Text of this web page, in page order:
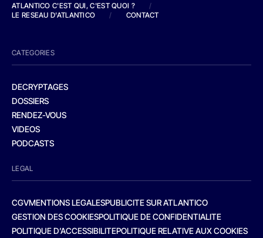
ATLANTICO C'EST QUI, C'EST QUOI ?
/
LE RESEAU D'ATLANTICO
/ CONTACT
CATEGORIES
DECRYPTAGES
DOSSIERS
RENDEZ-VOUS
VIDEOS
PODCASTS
LEGAL
CGVMENTIONS LEGALESPUBLICITE SUR ATLANTICO
GESTION DES COOKIESPOLITIQUE DE CONFIDENTIALITE
POLITIQUE D’ACCESSIBILITEPOLITIQUE RELATIVE AUX COOKIES